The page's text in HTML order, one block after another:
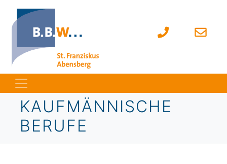
KAUFMÄNNISCHE
BERUFE